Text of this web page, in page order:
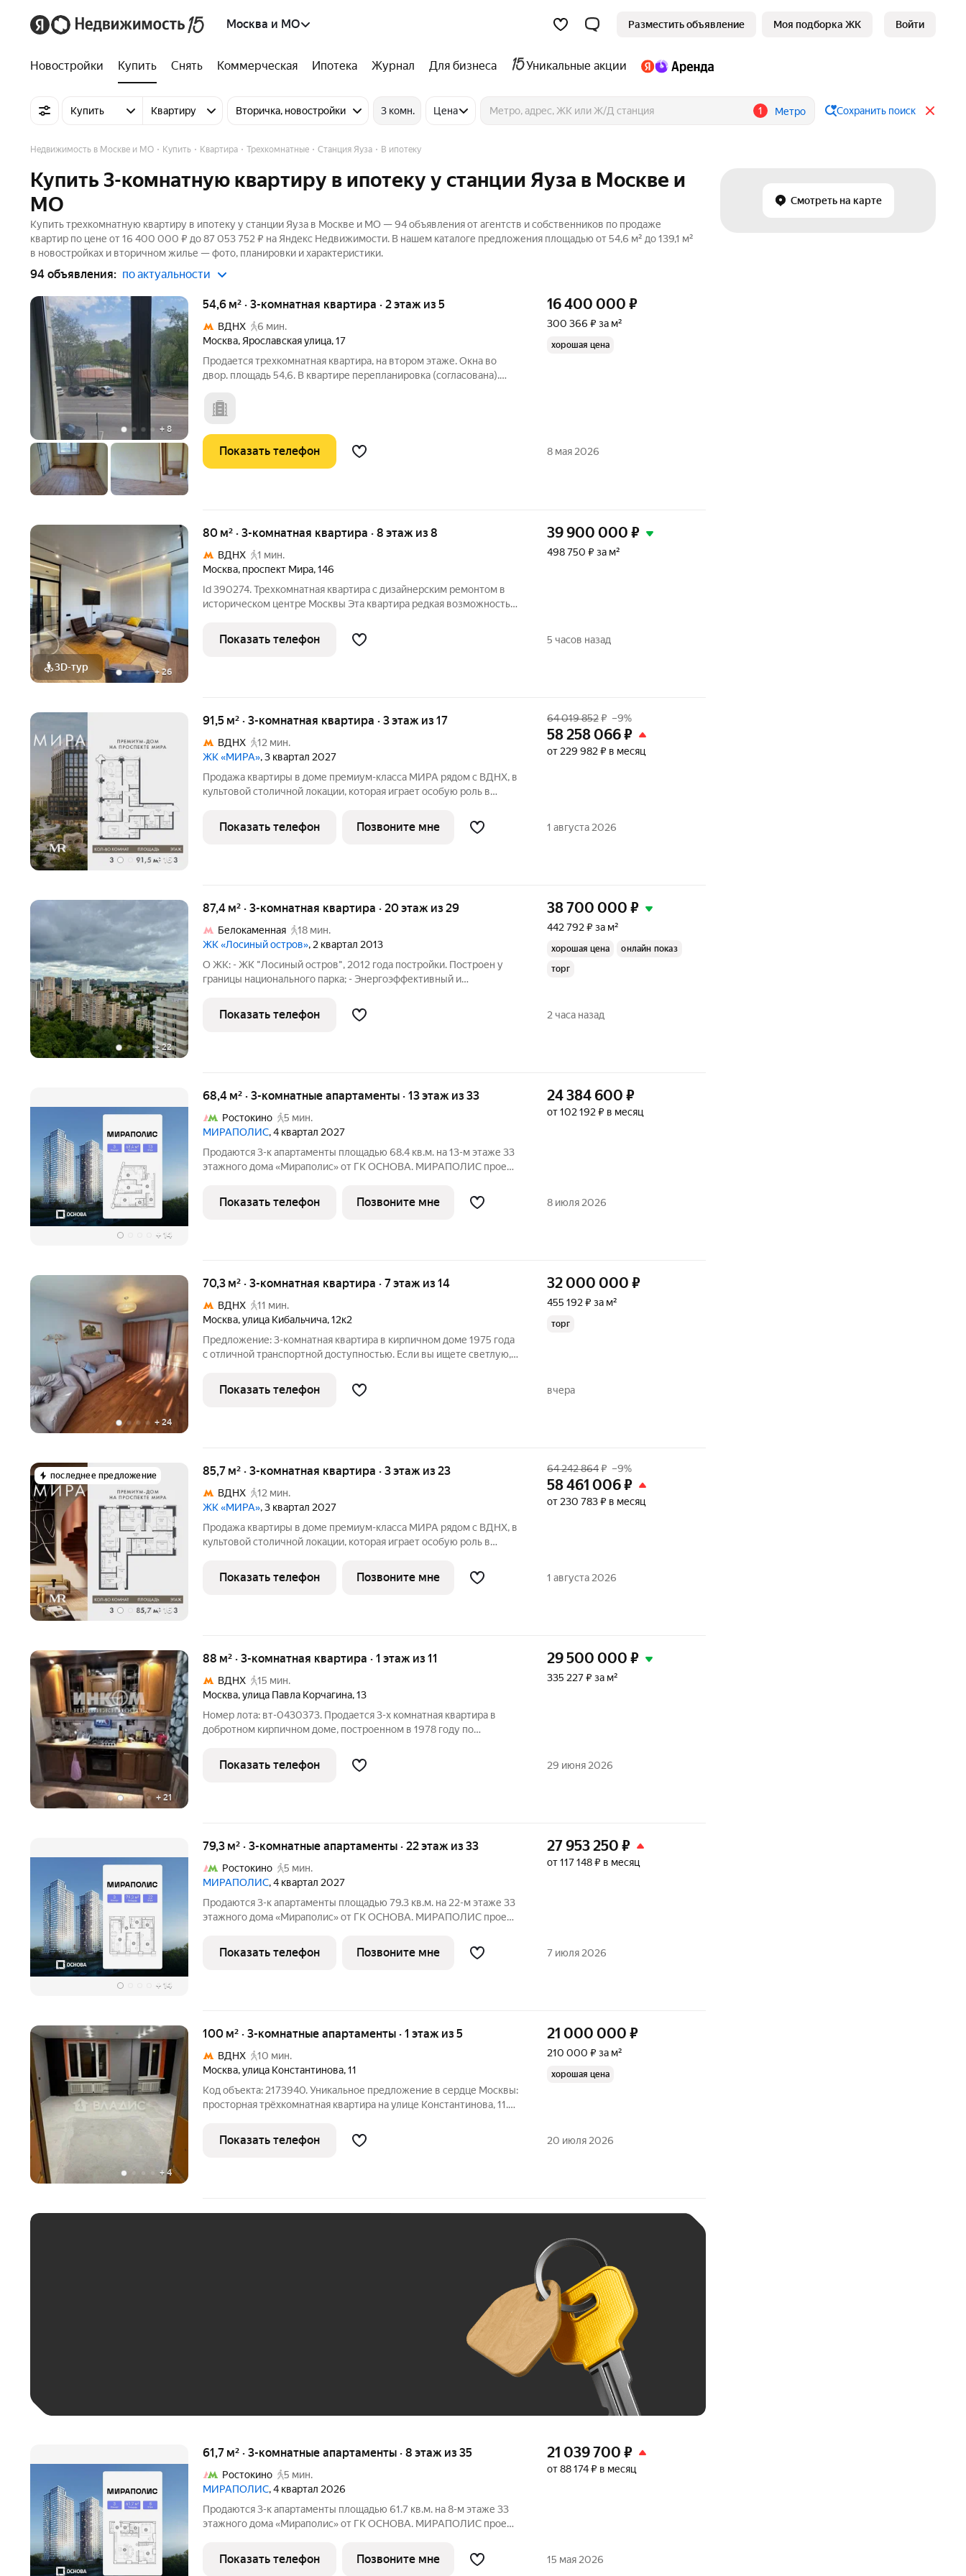
Москва и МО Разместить объявление Моя подборка ЖК Войти
Новостройки Купить Снять Коммерческая Ипотека Журнал Для бизнеса Уникальные акции
Купить Квартиру Вторичка, новостройки 3 комн. Цена 1 Метро Сохранить поиск
Смотреть на карте
Недвижимость в Москве и МО Купить Квартира Трехкомнатные Станция Яуза В ипотеку
Купить 3-комнатную квартиру в ипотеку у станции Яуза в Москве и
МО
Купить трехкомнатную квартиру в ипотеку у станции Яуза в Москве и МО — 94 объявления от агентств и собственников по продаже
квартир по цене от 16 400 000 ₽ до 87 053 752 ₽ на Яндекс Недвижимости. В нашем каталоге предложения площадью от 54,6 м² до 139,1 м²
в новостройках и вторичном жилье — фото, планировки и характеристики.
94 объявления: по актуальности
+ 8
54,6 м² · 3-комнатная квартира · 2 этаж из 5
ВДНХ
6 мин.
Москва, Ярославская улица,17
Продается трехкомнатная квартира, на втором этаже. Окна во
двор. площадь 54,6. В квартире перепланировка (согласована).
перегородки. Заменены полностью все коммуникации(
канализация,
16 400 000 ₽
300 366 ₽ за м²
хорошая цена
Показать телефон 8 мая 2026
3D-тур +26
80 м² · 3-комнатная квартира · 8 этаж из 8
ВДНХ
1 мин.
Москва, проспект Мира,146
Id 390274. Трехкомнатная квартира с дизайнерским ремонтом в
историческом центре Москвы Эта квартира редкая возможность
Расположенная на восьмом этаже сталинского дома 1959 года
постройки
39 900 000 ₽
498 750 ₽ за м²
Показать телефон 5 часов назад
+ 16
91,5 м² · 3-комнатная квартира · 3 этаж из 17
ВДНХ
12 мин.
ЖК «МИРА», 3 квартал 2027
Продажа квартиры в доме премиум-класса МИРА рядом с ВДНХ, в
культовой столичной локации, которая играет особую роль в
площадью 91.47 м расположена в корпусе 1, на 3 этаже 17
этажного дома.
64 019 852₽ –9%
58 258 066₽
от 229 982 ₽ в месяц
Показать телефон Позвоните мне 1 августа 2026
+22
87,4 м² · 3-комнатная квартира · 20 этаж из 29
Белокаменная
18 мин.
ЖК «Лосиный остров», 2 квартал 2013
О ЖК: - ЖК "Лосиный остров", 2012 года постройки. Построен у
границы национального парка; - Энергоэффективный и
чистых натуральных материалов с повышенными
теплоизоляционными свойствами, позволит
38 700 000 ₽
442 792 ₽ за м²
хорошая цена
онлайн показ
торг
Показать телефон 2 часа назад
+ 14
68,4 м² · 3-комнатные апартаменты · 13 этаж из 33
Ростокино
5 мин.
МИРАПОЛИС, 4 квартал 2027
Продаются 3-к апартаменты площадью 68.4 кв.м. на 13-м этаже 33
этажного дома «Мираполис» от ГК ОСНОВА. МИРАПОЛИС проект
жизни. Проект состоит из четырех башен с авторскими
стеклянными
24 384 600 ₽
от 102 192 ₽ в месяц
Показать телефон Позвоните мне 8 июля 2026
+ 24
70,3 м² · 3-комнатная квартира · 7 этаж из 14
ВДНХ
11 мин.
Москва,улица Кибальчича,12к2
Предложение: 3-комнатная квартира в кирпичном доме 1975 года
с отличной транспортной доступностью. Если вы ищете светлую,
наше предложение для Вас! Предлагается просторная 3-
комнатная квартира,
32 000 000 ₽
455 192 ₽ за м²
торг
Показать телефон вчера
последнее предложение
+ 16
85,7 м² · 3-комнатная квартира · 3 этаж из 23
ВДНХ
12 мин.
ЖК «МИРА», 3 квартал 2027
Продажа квартиры в доме премиум-класса МИРА рядом с ВДНХ, в
культовой столичной локации, которая играет особую роль в
площадью 85.68 м расположена в корпусе 2, на 3 этаже 23
этажного дома.
64 242 864₽ –9%
58 461 006₽
от 230 783 ₽ в месяц
Показать телефон Позвоните мне 1 августа 2026
+ 21
88 м² · 3-комнатная квартира · 1 этаж из 11
ВДНХ
15 мин.
Москва,улица Павла Корчагина,13
Номер лота: вт-0430373. Продается 3-х комнатная квартира в
добротном кирпичном доме, построенном в 1978 году по
добавляет пространству ощущение комфорта. Просторные
изолированные комнаты, в двух
29 500 000 ₽
335 227 ₽ за м²
Показать телефон 29 июня 2026
+ 14
79,3 м² · 3-комнатные апартаменты · 22 этаж из 33
Ростокино
5 мин.
МИРАПОЛИС, 4 квартал 2027
Продаются 3-к апартаменты площадью 79.3 кв.м. на 22-м этаже 33
этажного дома «Мираполис» от ГК ОСНОВА. МИРАПОЛИС проект
жизни. Проект состоит из четырех башен с авторскими
стеклянными
27 953 250 ₽
от 117 148 ₽ в месяц
Показать телефон Позвоните мне 7 июля 2026
+4
100 м² · 3-комнатные апартаменты · 1 этаж из 5
ВДНХ
10 мин.
Москва,улица Константинова,11
Код объекта: 2173940. Уникальное предложение в сердце Москвы:
просторная трёхкомнатная квартира на улице Константинова, 11.
площадь, расположена на первом этаже пятиэтажного дома.
Здесь
21 000 000 ₽
210 000 ₽ за м²
хорошая цена
Показать телефон 20 июля 2026
61,7 м² · 3-комнатные апартаменты · 8 этаж из 35
Ростокино
5 мин.
МИРАПОЛИС, 4 квартал 2026
Продаются 3-к апартаменты площадью 61.7 кв.м. на 8-м этаже 33
этажного дома «Мираполис» от ГК ОСНОВА. МИРАПОЛИС проект
жизни. Проект состоит из четырех башен с авторскими
стеклянными
21 039 700 ₽
от 88 174 ₽ в месяц
Показать телефон Позвоните мне 15 мая 2026